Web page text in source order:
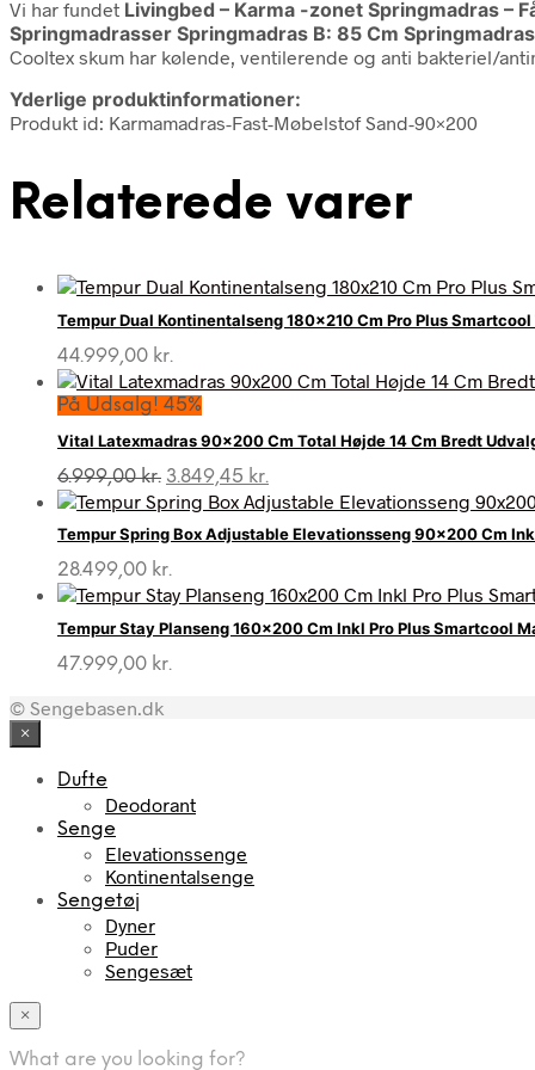
Vi har fundet Livingbed – Karma -zonet Springmadras –
Springmadrasser Springmadras B: 85 Cm
Cooltex skum har kølende, ventilerende og anti bakteriel/
Yderlige produktinformationer:
Produkt id: Karmamadras-Fast-Møbelstof Sand-90×200
Relaterede varer
Tempur Dual Kontinentalseng 180×210 Cm Pro Plus
44.999,00 kr.
På Udsalg! 45%
Vital Latexmadras 90×200 Cm Total Højde 14 Cm Bredt
6.999,00kr. Den
oprindelige
var:
6.999,00 kr..
3.849,45 kr.
aktuelle
er:
Tempur Spring Box Adjustable Elevationsseng 90×200 Cm
28.499,00 kr.
Tempur Stay Planseng 160×200 Cm Inkl Pro Plus Smartcool
47.999,00 kr.
© Sengebasen.dk
×
Dufte
Deodorant
Senge
Elevationssenge
Kontinentalsenge
Sengetøj
Dyner
Puder
Sengesæt
×
What are you looking for?